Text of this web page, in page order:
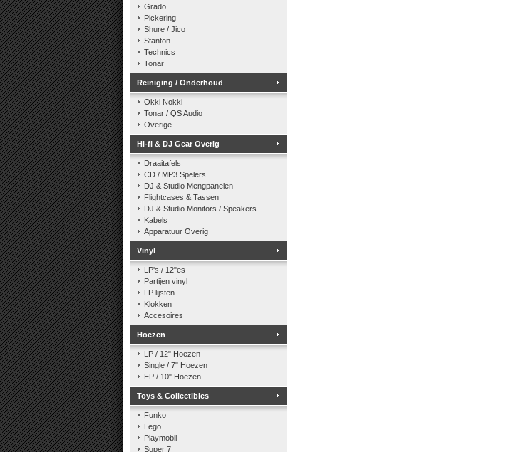
Grado
Pickering
Shure / Jico
Stanton
Technics
Tonar
Reiniging / Onderhoud
Okki Nokki
Tonar / QS Audio
Overige
Hi-fi & DJ Gear Overig
Draaitafels
CD / MP3 Spelers
DJ & Studio Mengpanelen
Flightcases & Tassen
DJ & Studio Monitors / Speakers
Kabels
Apparatuur Overig
Vinyl
LP's / 12"es
Partijen vinyl
LP lijsten
Klokken
Accesoires
Hoezen
LP / 12" Hoezen
Single / 7" Hoezen
EP / 10" Hoezen
Toys & Collectibles
Funko
Lego
Playmobil
Super 7